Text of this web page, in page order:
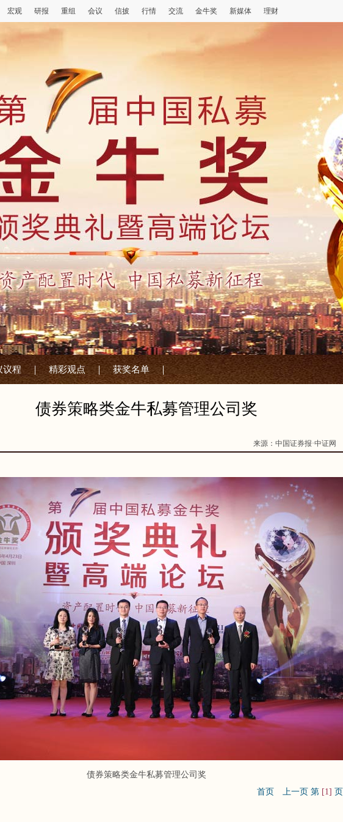
宏观 研报 重组 会议 信披 行情 交流 金牛奖 新媒体 理财
议程 ｜ 精彩观点 ｜ 获奖名单 ｜
债券策略类金牛私募管理公司奖
来源：中国证券报·中证网
债券策略类金牛私募管理公司奖
首页
上一页 第 [1] 页